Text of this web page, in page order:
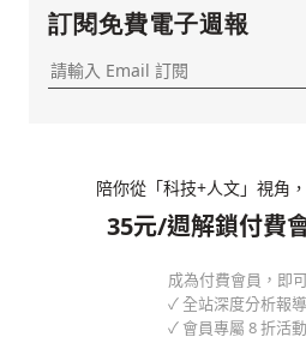
訂閱免費電子週報
陪你從「科技+人文」視角
35元/週解鎖付費
成為付費會員，即
✓ 全站深度分析報
✓ 會員專屬 8 折活